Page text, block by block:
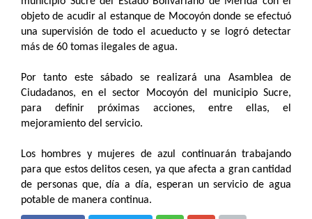
objeto de acudir al estanque de Mocoyón donde se efectuó
una supervisión de todo el acueducto y se logró detectar
más de 60 tomas ilegales de agua.
Por tanto este sábado se realizará una Asamblea de
Ciudadanos, en el sector Mocoyón del municipio Sucre,
para definir próximas acciones, entre ellas, el
mejoramiento del servicio.
Los hombres y mujeres de azul continuarán trabajando
para que estos delitos cesen, ya que afecta a gran cantidad
de personas que, día a día, esperan un servicio de agua
potable de manera continua.